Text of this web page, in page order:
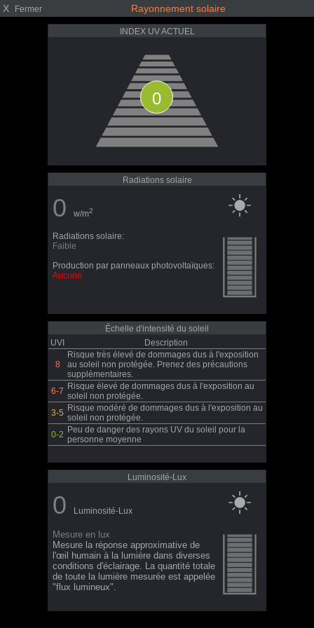
X Fermer Rayonnement solaire
INDEX UV ACTUEL
0
Radiations solaire
0 w/m2
Radiations solaire:
Faible
Production par panneaux photovoltaïques:
Aucune
Échelle d'intensité du soleil
UVI
Description
8
Risque très élevé de dommages dus à l'exposition
au soleil non protégée. Prenez des précautions
supplémentaires.
6-7 Risque élevé de dommages dus à l'exposition au
soleil non protégée.
3-5 Risque modéré de dommages dus à l'exposition au
soleil non protégée.
0-2 Peu de danger des rayons UV du soleil pour la
personne moyenne
Luminosité-Lux
0 Luminosité-Lux
Mesure en lux
Mesure la réponse approximative de
l'œil humain à la lumière dans diverses
conditions d'éclairage. La quantité totale
de toute la lumière mesurée est appelée
"flux lumineux".